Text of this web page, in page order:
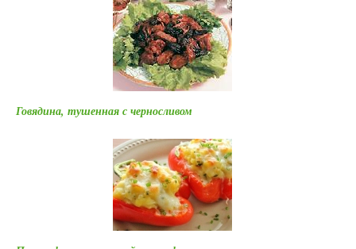
Говядина, тушенная с черносливом